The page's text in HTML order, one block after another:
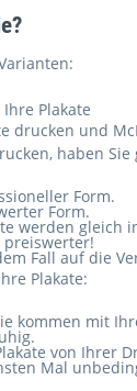
Plakate
drucken und
haben
Form.
Form.
werden gleich
preiswerter!
Fall auf die
Plakate:
kommen mit
von Ihrer
Mal